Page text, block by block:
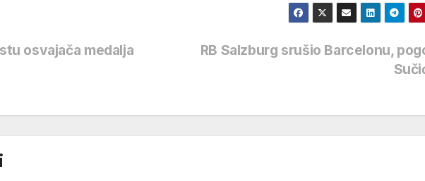
RB Salzburg srušio Barcelonu,
osvajača medalja